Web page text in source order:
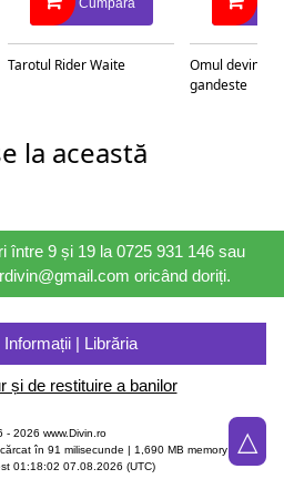
Cumpără
Tarotul Rider Waite
Omul devine
gandeste
la această
între 9 și 19 la 0725 931 146 sau
oricând doriți.
| Librăria
și de restituire a banilor
- 2026 www.Divin.ro
în 91 milisecunde | 1,690 MB memory |
01:18:02 07.08.2026 (UTC)
△